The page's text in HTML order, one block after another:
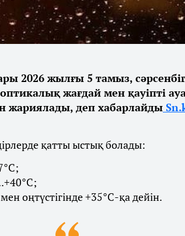
2026 жылғы 5 тамыз,
жағдай мен қауіпті
деп хабарлайды
қатты ыстық болады:
оңтүстігінде +35°С-қа дейін.